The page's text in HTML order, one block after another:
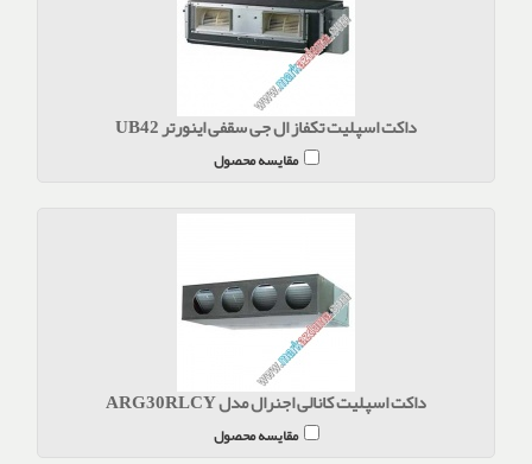
داکت اسپلیت تکفاز ال جی سقفی اینورتر UB42
مقایسه محصول
داکت اسپلیت کانالی اجنرال مدل ARG30RLCY
مقایسه محصول